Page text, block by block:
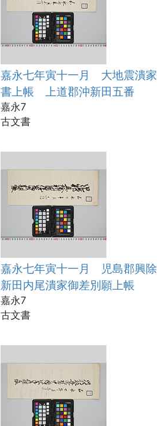
嘉永七年寅十一月 大地震潰家
書上帳 上道郡沖新田五番
嘉永7
古文書
嘉永七年寅十一月 児島郡興除
新田内尾潰家御差別願上帳
嘉永7
古文書